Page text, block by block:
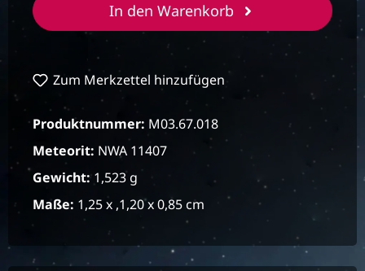
In den Warenkorb
Zum Merkzettel hinzufügen
Produktnummer: M03.67.018
Meteorit: NWA 11407
Gewicht: 1,523 g
Maße: 1,25 x ,1,20 x 0,85 cm